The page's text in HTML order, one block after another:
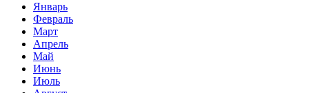
Январь
Февраль
Март
Апрель
Май
Июнь
Июль